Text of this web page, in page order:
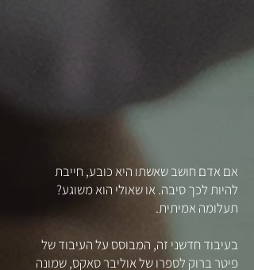
אם אדם חושב שאשתו היא כובע, חייבת
להיות לכך סיבה. או שאולי הוא משוגע?
תעלומה אמיתית.
בעיבוד חדשני זה, המבוסס על העיבוד של
פיטר ברוק לספרו של אוליבר סאקס, שמונה